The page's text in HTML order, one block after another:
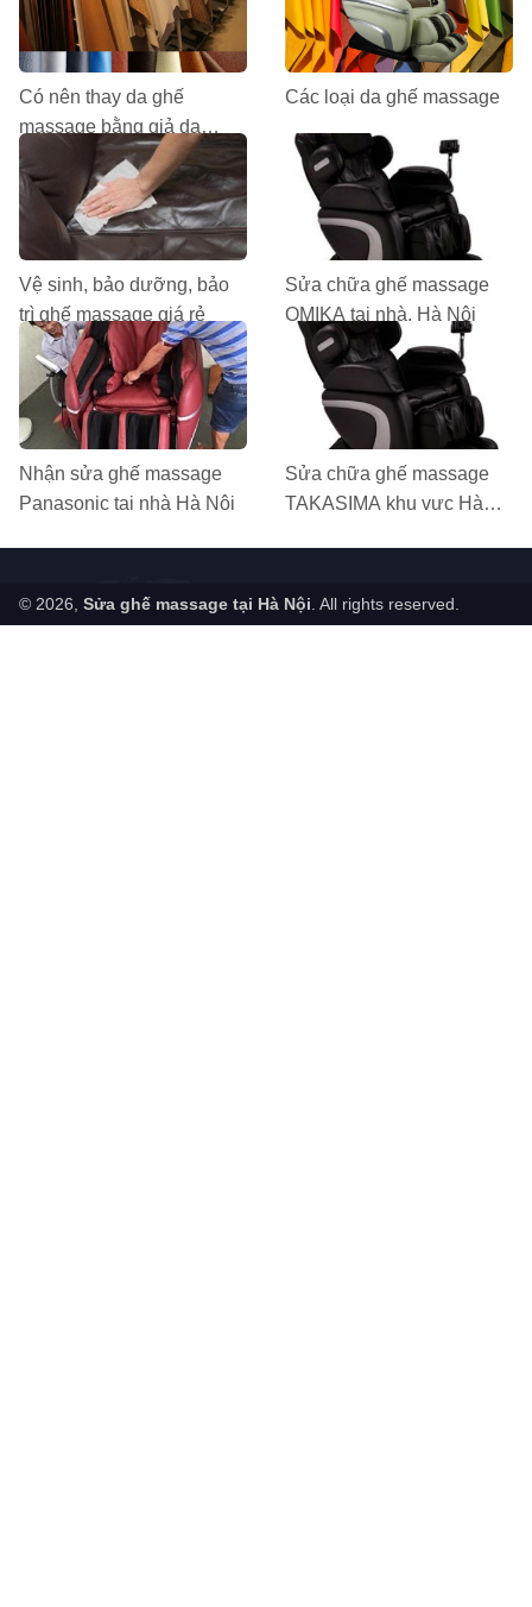
Có nên thay da ghế
massage bằng giả da
không?
Các loại da ghế massage
Vệ sinh, bảo dưỡng, bảo
trì ghế massage giá rẻ
Sửa chữa ghế massage
OMIKA tại nhà, Hà Nội
Nhận sửa ghế massage
Panasonic tại nhà Hà Nội
Sửa chữa ghế massage
TAKASIMA khu vực Hà
© 2026, Sửa ghế massage tại Hà Nội . All rights reserved.